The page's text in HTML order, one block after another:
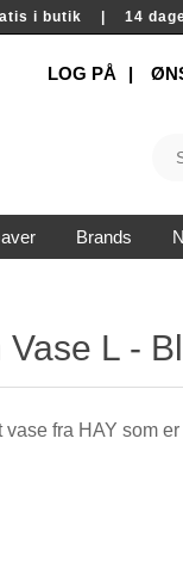
i butik | 14
LOG PÅ
Brands
Vase L -
fra HAY som